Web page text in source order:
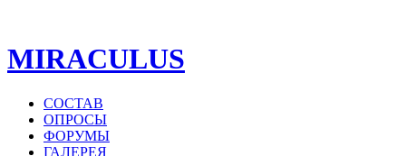
MIRACULUS
СОСТАВ
ОПРОСЫ
ФОРУМЫ
ГАЛЕРЕЯ